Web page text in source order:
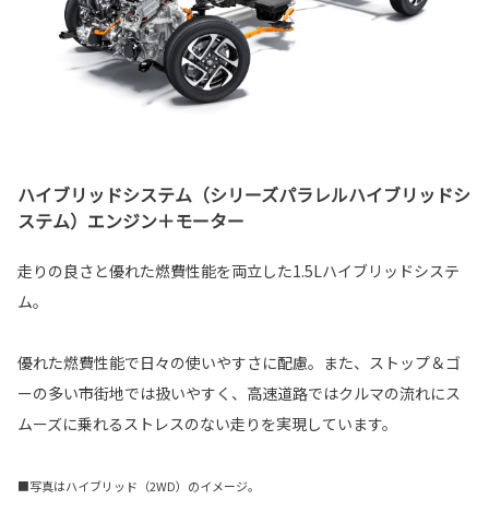
ハイブリッドシステム（シリーズパラレルハイブリッドシ
ステム）エンジン＋モーター
走りの良さと優れた燃費性能を両立した1.5Lハイブリッドシステ
ム。
優れた燃費性能で日々の使いやすさに配慮。また、ストップ＆ゴ
ーの多い市街地では扱いやすく、高速道路ではクルマの流れにス
ムーズに乗れるストレスのない走りを実現しています。
■写真はハイブリッド（2WD）のイメージ。